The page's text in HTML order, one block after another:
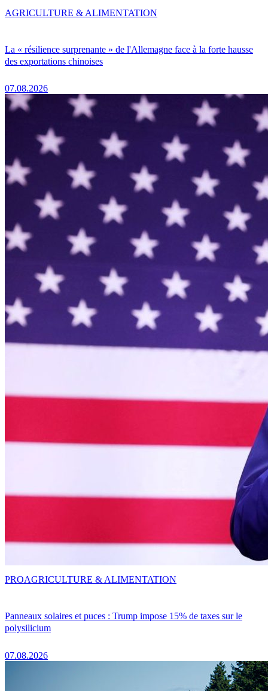
La « résilience surprenante » de l'Allemagne face à la forte hausse
des exportations chinoises
07.08.2026
AGRICULTURE & ALIMENTATION
Panneaux solaires et puces : Trump impose 15% de taxes sur le
polysilicium
07.08.2026
PROAGRICULTURE & ALIMENTATION